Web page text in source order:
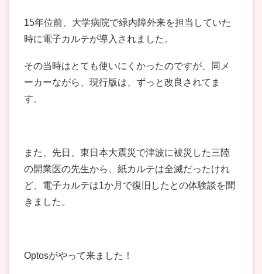
15年位前、大学病院で緑内障外来を担当していた
時に電子カルテが導入されました。
その当時はとても使いにくかったのですが、同メ
ーカーながら、現行版は、ずっと改良されてま
す。
また、先日、東日本大震災で津波に被災した三陸
の開業医の先生から、紙カルテは全滅だったけれ
ど、電子カルテは1か月で復旧したとの体験談を聞
きました。
Optosがやって来ました！